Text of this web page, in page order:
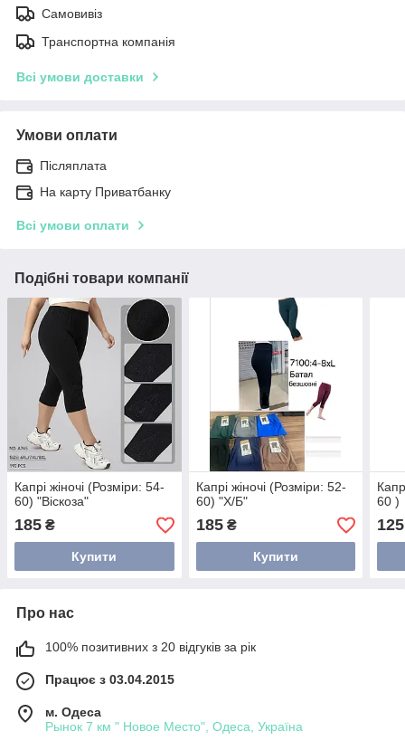
Самовивіз
Транспортна компанія
Всі умови доставки
Умови оплати
Післяплата
На карту Приватбанку
Всі умови оплати
Подібні товари компанії
Капрі жіночі (Розміри: 54-
60) "Віскоза"
185 ₴
Купити
Капрі жіночі (Розміри: 52-
60) "Х/Б"
185₴
Купити
60 )
125
Про нас
100% позитивних з 20 відгуків за рік
Працює з 03.04.2015
м. Одеса
Рынок 7 км " Новое Место", Одеса, Україна